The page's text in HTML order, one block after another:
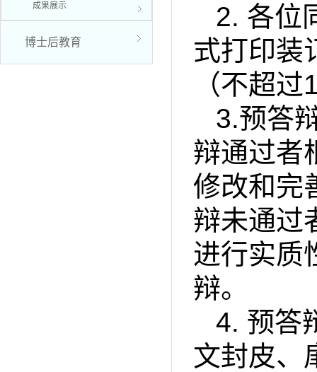
成果展示
博士后教育
2. 各位
式打印装
（不超过
3.预答
辩通过者
修改和完
辩未通过
进行实质
辩。
4. 预答
文封皮、